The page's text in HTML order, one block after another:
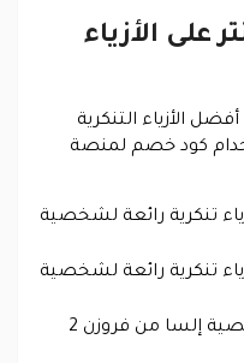
الأزياء
الأزياء التنكرية
كود خصم لمنصة
تنكرية رائعة لشخصية
تنكرية رائعة لشخصية
زي تنكري ذو مظهر أنيق لشخصية إلسا من فروزن 2